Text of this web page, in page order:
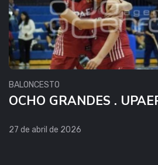
BALONCESTO
OCHO GRANDES .
27 de abril de 2026